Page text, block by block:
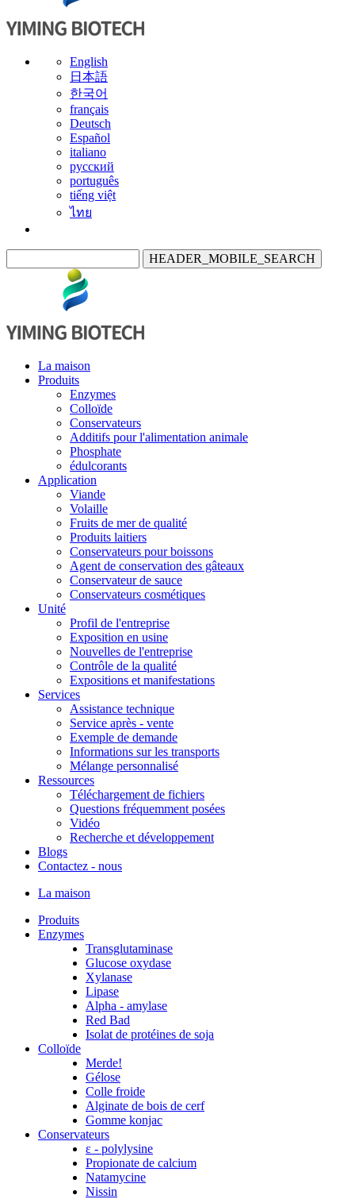
English
日本語
한국어
français
Deutsch
Español
italiano
русский
português
tiếng việt
ไทย
HEADER_MOBILE_SEARCH
La maison
Produits
Enzymes
Colloïde
Conservateurs
Additifs pour l'alimentation animale
Phosphate
édulcorants
Application
Viande
Volaille
Fruits de mer de qualité
Produits laitiers
Conservateurs pour boissons
Agent de conservation des gâteaux
Conservateur de sauce
Conservateurs cosmétiques
Unité
Profil de l'entreprise
Exposition en usine
Nouvelles de l'entreprise
Contrôle de la qualité
Expositions et manifestations
Services
Assistance technique
Service après - vente
Exemple de demande
Informations sur les transports
Mélange personnalisé
Ressources
Téléchargement de fichiers
Questions fréquemment posées
Vidéo
Recherche et développement
Blogs
Contactez - nous
La maison
Produits
Enzymes
Transglutaminase
Glucose oxydase
Xylanase
Lipase
Alpha - amylase
Red Bad
Isolat de protéines de soja
Colloïde
Merde!
Gélose
Colle froide
Alginate de bois de cerf
Gomme konjac
Conservateurs
ε - polylysine
Propionate de calcium
Natamycine
Nissin